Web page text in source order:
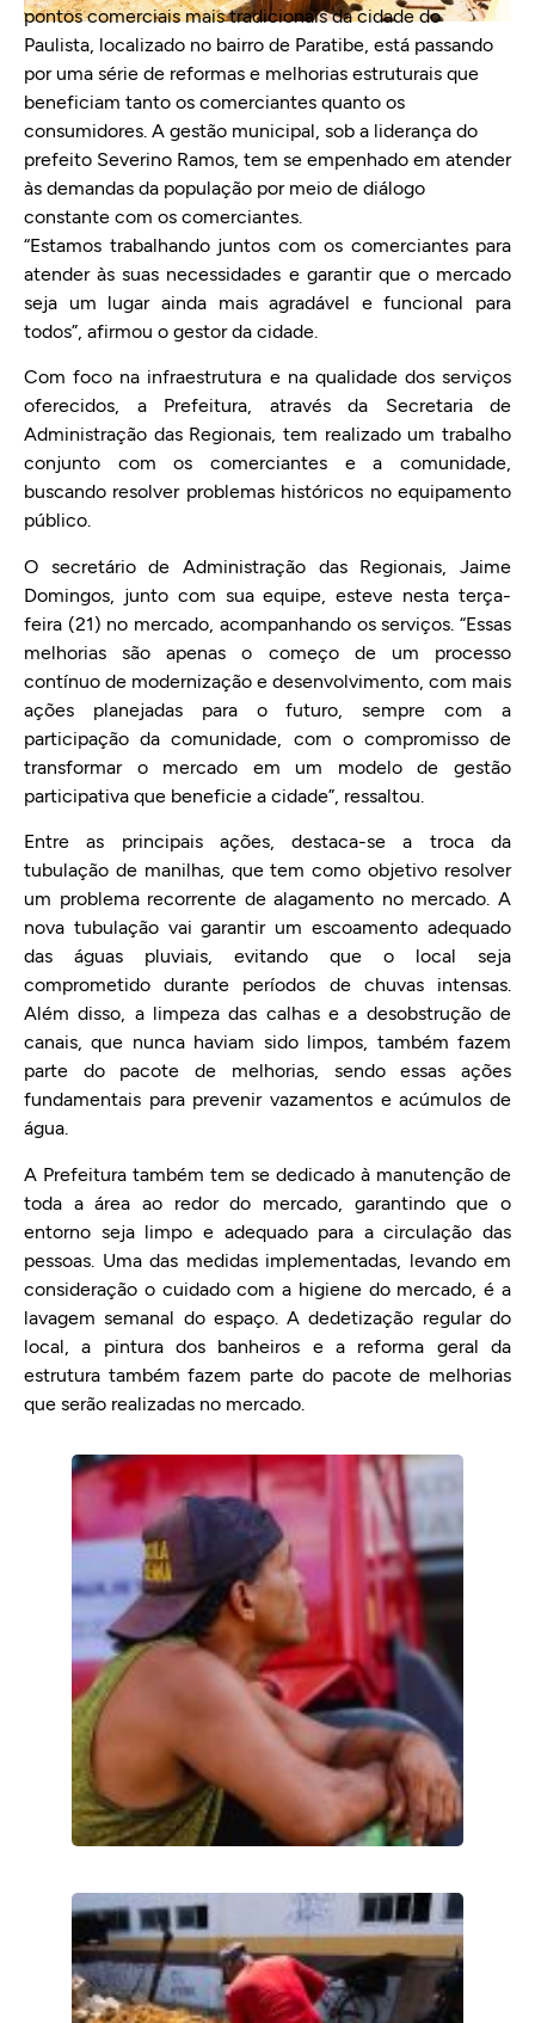
pontos comerciais mais tradicionais da cidade do
Paulista, localizado no bairro de Paratibe, está passando
por uma série de reformas e melhorias estruturais que
beneficiam tanto os comerciantes quanto os
consumidores. A gestão municipal, sob a liderança do
prefeito Severino Ramos, tem se empenhado em atender
às demandas da população por meio de diálogo
constante com os comerciantes.
“Estamos trabalhando juntos com os comerciantes para
atender às suas necessidades e garantir que o mercado
seja um lugar ainda mais agradável e funcional para
todos”, afirmou o gestor da cidade.
Com foco na infraestrutura e na qualidade dos serviços
oferecidos, a Prefeitura, através da Secretaria de
Administração das Regionais, tem realizado um trabalho
conjunto com os comerciantes e a comunidade,
buscando resolver problemas históricos no equipamento
público.
O secretário de Administração das Regionais, Jaime
Domingos, junto com sua equipe, esteve nesta terça-
feira (21) no mercado, acompanhando os serviços. “Essas
melhorias são apenas o começo de um processo
contínuo de modernização e desenvolvimento, com mais
ações planejadas para o futuro, sempre com a
participação da comunidade, com o compromisso de
transformar o mercado em um modelo de gestão
participativa que beneficie a cidade”, ressaltou.
Entre as principais ações, destaca-se a troca da
tubulação de manilhas, que tem como objetivo resolver
um problema recorrente de alagamento no mercado. A
nova tubulação vai garantir um escoamento adequado
das águas pluviais, evitando que o local seja
comprometido durante períodos de chuvas intensas.
Além disso, a limpeza das calhas e a desobstrução de
canais, que nunca haviam sido limpos, também fazem
parte do pacote de melhorias, sendo essas ações
fundamentais para prevenir vazamentos e acúmulos de
água.
A Prefeitura também tem se dedicado à manutenção de
toda a área ao redor do mercado, garantindo que o
entorno seja limpo e adequado para a circulação das
pessoas. Uma das medidas implementadas, levando em
consideração o cuidado com a higiene do mercado, é a
lavagem semanal do espaço. A dedetização regular do
local, a pintura dos banheiros e a reforma geral da
estrutura também fazem parte do pacote de melhorias
que serão realizadas no mercado.